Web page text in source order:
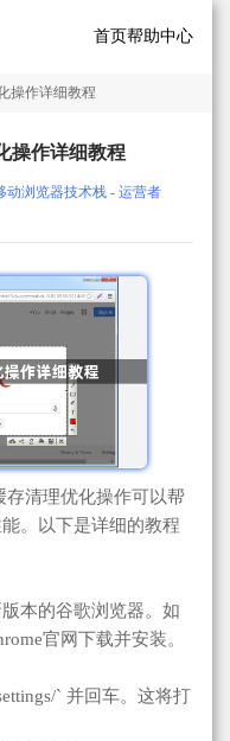
首页帮助中心
操作详细教程
操作详细教程
动浏览器技术栈 - 运营者
存清理优化操作可以帮
。以下是详细的教程
本的谷歌浏览器。如
官网下载并安装。
` 并回车。这将打